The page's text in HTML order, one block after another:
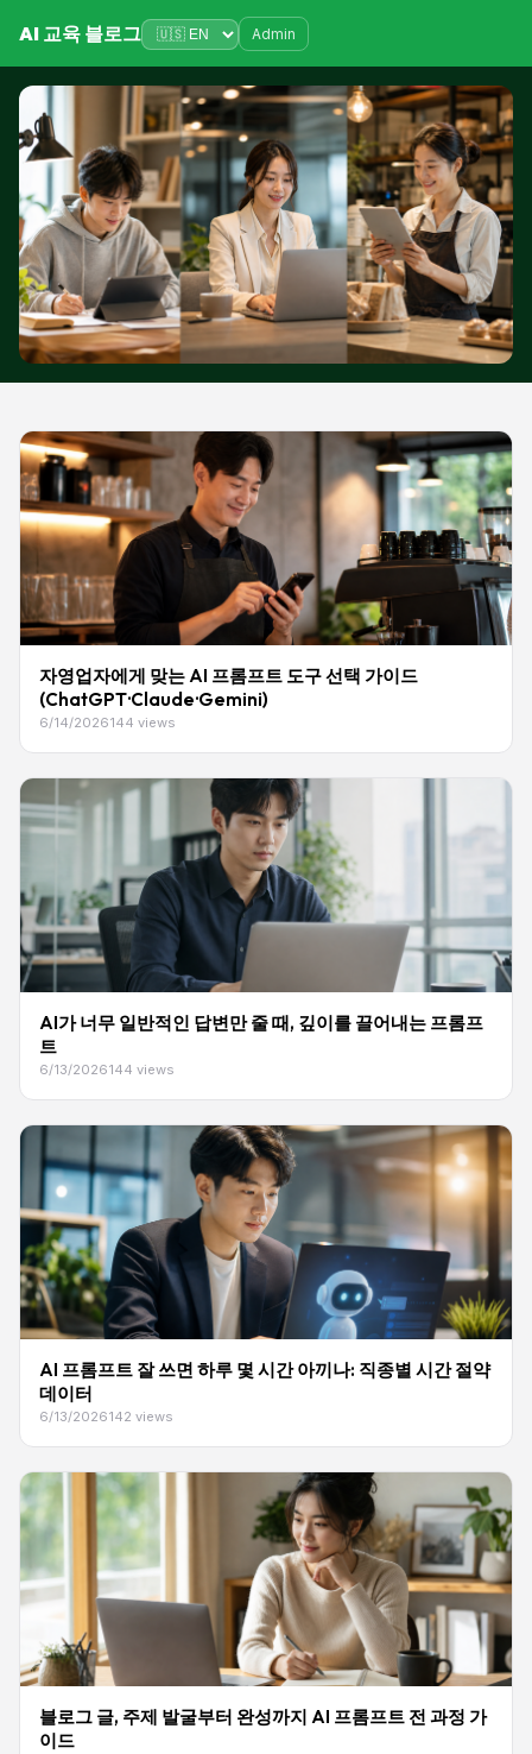
AI 교육 블로그 Admin
AI 교육 블로그
ChatGPT 무료로 충분한 사람
vs 유료가 필요한 사람: 5문항
자가진단
ChatGPT 무료 유료 선택 기준 가이드. 사용 빈도·기능 필요 여
부·업무 연결성 5가지 기준으로 내가 무료로 충분한지 유료가 필
요한지 자가진단하세요. 직군별 권장 플랜과 유료 전환 판단 5문
항 체크리스트 포함.
자영업자에게 맞는 AI 프롬프트 도구 선택 가이드
(ChatGPT·Claude·Gemini)
6/14/2026144 views
AI가 너무 일반적인 답변만 줄 때, 깊이를 끌어내는 프롬프
트
6/13/2026144 views
AI 프롬프트 잘 쓰면 하루 몇 시간 아끼나: 직종별 시간 절약
데이터
6/13/2026142 views
블로그 글, 주제 발굴부터 완성까지 AI 프롬프트 전 과정 가
이드